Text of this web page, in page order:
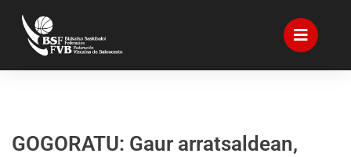
GOGORATU: Gaur arratsaldean,